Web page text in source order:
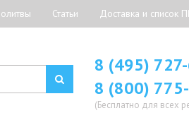
Статьи Доставка и список
8 (495)
8 (800)
(Бесплатно для всех